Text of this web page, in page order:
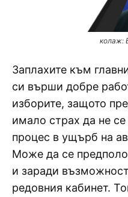
колаж:
Заплахите към
си върши добре
изборите, защото
имало страх да не
процес в ущърб на
Може да се
и заради
редовния кабинет.